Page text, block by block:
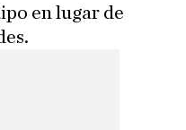
en lugar de